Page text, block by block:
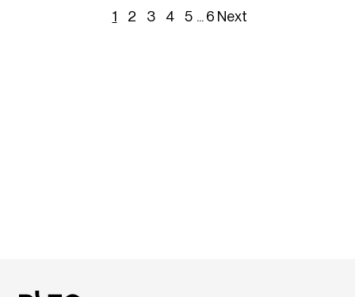
1 2 3 4 5 ... 6 Next